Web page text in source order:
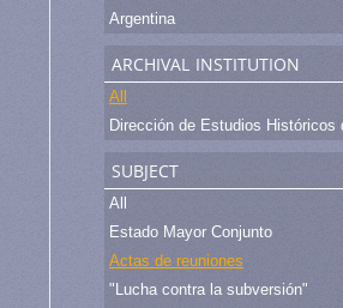
Argentina
archival institution
All
subject
All
Estado Mayor Conjunto
Actas de reuniones
"Lucha contra la subversión"